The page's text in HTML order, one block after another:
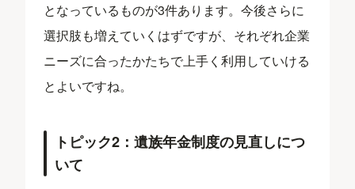
となっているものが3件あります。今後さらに
選択肢も増えていくはずですが、それぞれ企業
ニーズに合ったかたちで上手く利用していける
とよいですね。
トピック2：遺族年金制度の見直しにつ
いて